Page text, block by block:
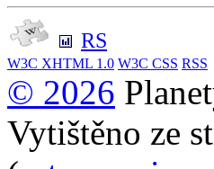
RS
W3C XHTML 1.0 W3C CSS RSS
© 2026
Vytištěno ze